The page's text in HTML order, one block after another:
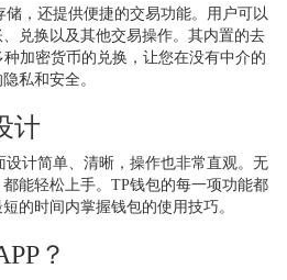
，还提供便捷的交易功能。用户可以
兑换以及其他交易操作。其内置的去
加密货币的兑换，让您在没有中介的
私和安全。
计
计简单、清晰，操作也非常直观。无
能轻松上手。TP钱包的每一项功能都
的时间内掌握钱包的使用技巧。
？